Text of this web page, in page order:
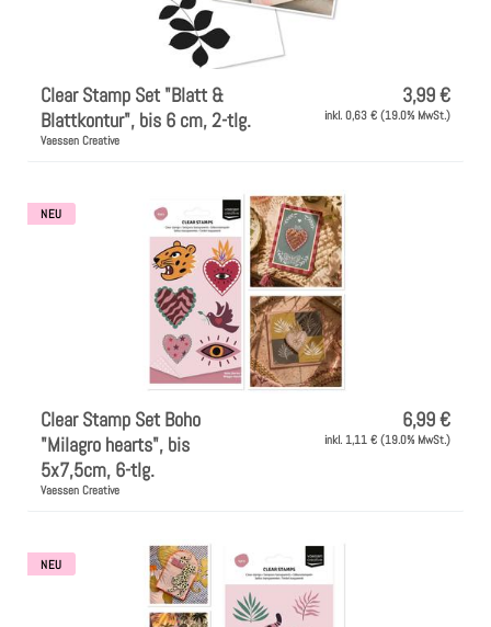
Clear Stamp Set "Blatt &
Blattkontur", bis 6 cm, 2-tlg.
Vaessen Creative
3,99 €
inkl. 0,63 € (19.0% MwSt.)
NEU
Clear Stamp Set Boho
"Milagro hearts", bis
5x7,5cm, 6-tlg.
Vaessen Creative
6,99 €
inkl. 1,11 € (19.0% MwSt.)
NEU